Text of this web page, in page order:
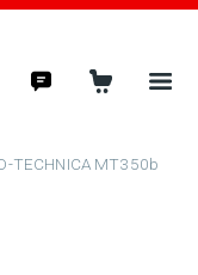
TECHNICA MT350b